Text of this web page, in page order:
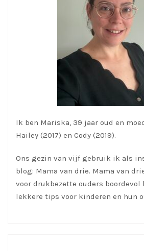
Ik ben Mariska, 39 jaar oud en
Hailey (2017) en Cody (2019).
Ons gezin van vijf gebruik ik als
blog: Mama van drie. Mama van
voor drukbezette ouders boordevol
lekkere tips voor kinderen en hun